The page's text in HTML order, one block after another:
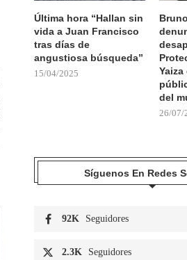
Última hora “Hallan sin
vida a Juan Francisco
tras días de
angustiosa búsqueda”
15/04/2025
del
26/07/
Síguenos En Redes
92K Seguidores
2.3K Seguidores